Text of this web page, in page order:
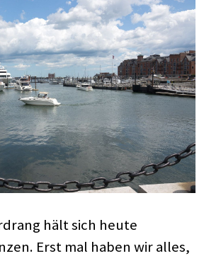
hält sich heute
Erst mal haben wir alles,